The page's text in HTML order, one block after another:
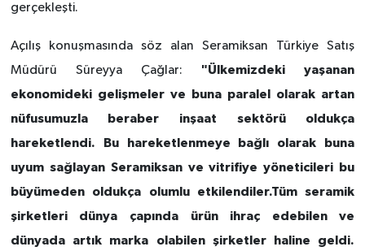
gerçekleşti.
Açılış konuşmasında söz alan Seramiksan Türkiye Satış
Müdürü Süreyya Çağlar: "Ülkemizdeki yaşanan
ekonomideki gelişmeler ve buna paralel olarak artan
nüfusumuzla beraber inşaat sektörü oldukça
hareketlendi. Bu hareketlenmeye bağlı olarak buna
uyum sağlayan Seramiksan ve vitrifiye yöneticileri bu
büyümeden oldukça olumlu etkilendiler.Tüm seramik
şirketleri dünya çapında ürün ihraç edebilen ve
dünyada artık marka olabilen şirketler haline geldi.